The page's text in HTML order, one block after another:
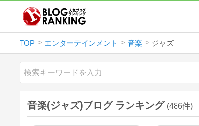
TOP エンターテインメント 音楽 ジャズ
音楽(ジャズ)ブログ ランキング (486件)